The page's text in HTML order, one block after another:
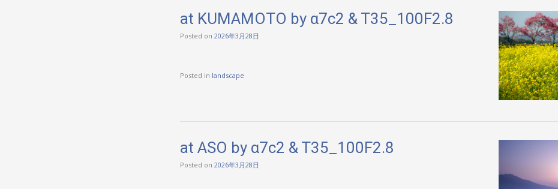
at KUMAMOTO by α7c2 & T35_100F2.8
Posted on 2026年3月28日
Posted in landscape
at ASO by α7c2 & T35_100F2.8
Posted on 2026年3月28日